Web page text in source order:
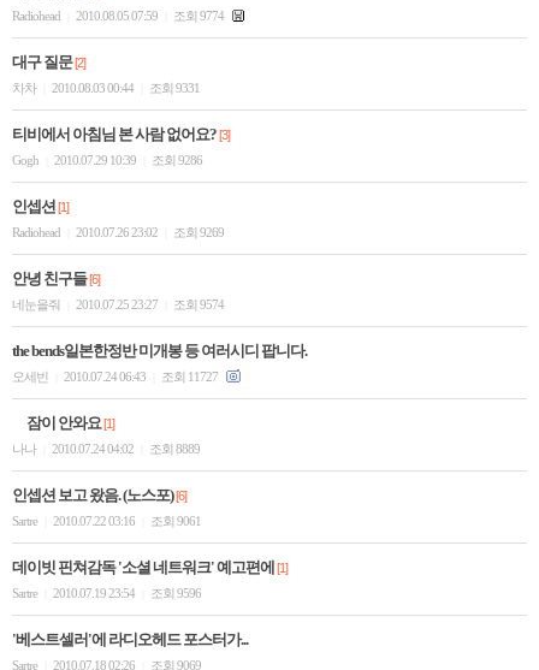
Radiohead
2010.08.05 07:59 조회 9774
대구 질문[2]
차차
2010.08.03 00:44 조회 9331
티비에서 아침님 본 사람 없어요?[3]
Gogh
2010.07.29 10:39 조회 9286
인셉션[1]
Radiohead
2010.07.26 23:02 조회 9269
안녕 친구들[6]
네눈을줘
2010.07.25 23:27 조회 9574
the bends일본한정반 미개봉 등 여러시디 팝니다.
오세빈 2010.07.24 06:43 조회 11727
잠이 안와요[1]
나나
2010.07.24 04:02 조회 8889
인셉션 보고 왔음. (노스포)[6]
Sartre
2010.07.22 03:16 조회 9061
데이빗 핀쳐감독 '소셜 네트워크' 예고편에 [1]
Sartre
2010.07.19 23:54 조회 9596
'베스트셀러'에 라디오헤드 포스터가...
Sartre 2010.07.18 02:26 조회 9069